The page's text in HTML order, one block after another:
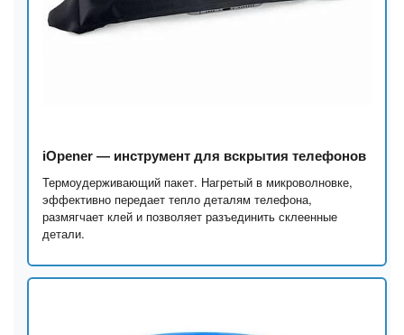
iOpener — инструмент для вскрытия телефонов
Термоудерживающий пакет. Нагретый в микроволновке,
эффективно передает тепло деталям телефона,
размягчает клей и позволяет разъединить склеенные
детали.